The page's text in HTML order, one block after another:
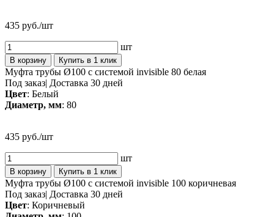
435 руб./шт
шт
В корзину Купить в 1 клик
Муфта трубы Ø100 с системой invisible 80 белая
Под заказ| Доставка 30 дней
Цвет: Белый
Диаметр, мм: 80
435 руб./шт
шт
В корзину Купить в 1 клик
Муфта трубы Ø100 с системой invisible 100 коричневая
Под заказ| Доставка 30 дней
Цвет: Коричневый